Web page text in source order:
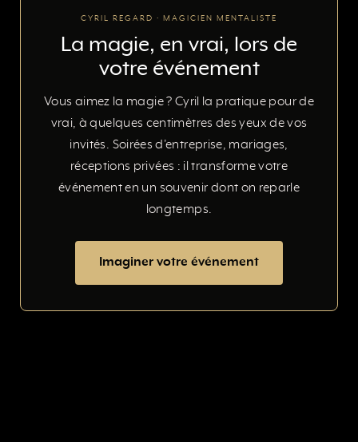
CYRIL REGARD · MAGICIEN MENTALISTE
La magie, en vrai, lors de
votre événement
Vous aimez la magie ? Cyril la pratique pour de
vrai, à quelques centimètres des yeux de vos
invités. Soirées d'entreprise, mariages,
réceptions privées : il transforme votre
événement en un souvenir dont on reparle
longtemps.
Imaginer votre événement